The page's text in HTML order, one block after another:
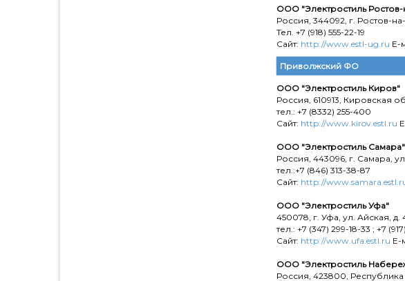
ООО "Электростиль
Россия, 344092, г. Ростов-
Тел. +7 (918) 555-22-19
Сайт: http://www.estl-ug.ru Е-
Приволжский ФО
ООО "Электростиль Киров"
Россия, 610913, Кировская
тел.: +7 (8332) 255-400
Сайт: http://www.kirov.estl.ru
ООО "Электростиль Самара"
Россия, 443096, г. Самара,
тел.:+7 (846) 313-38-87
Сайт: http://
ООО "Электростиль Уфа"
450078, г. Уфа, ул. Айская,
тел.: +7 (347) 299-18-33 ; +7
Сайт: http://www.ufa.estl.ru Е-
ООО "Электростиль
Россия, 423800,